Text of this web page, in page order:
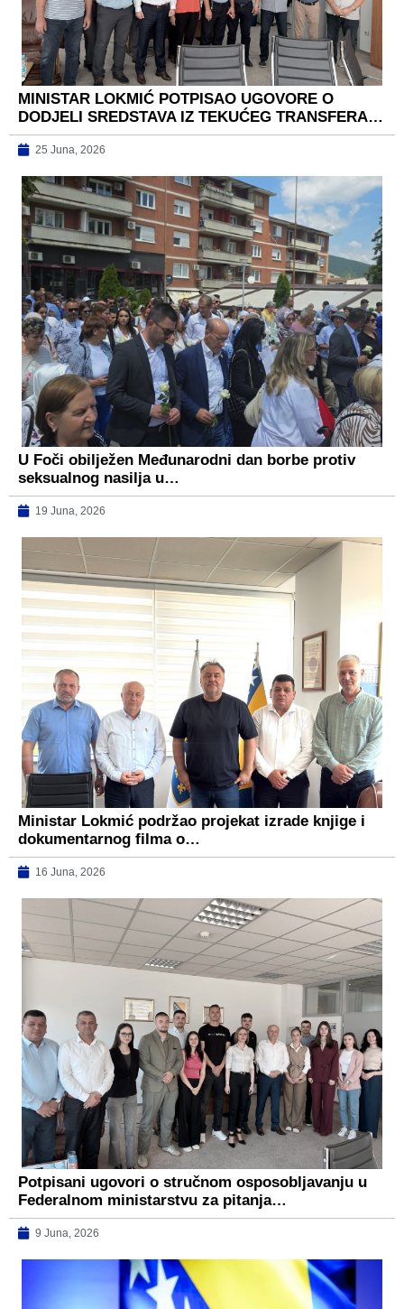
MINISTAR LOKMIĆ POTPISAO UGOVORE O
DODJELI SREDSTAVA IZ TEKUĆEG TRANSFERA…
25 Juna, 2026
U Foči obilježen Međunarodni dan borbe protiv
seksualnog nasilja u…
19 Juna, 2026
Ministar Lokmić podržao projekat izrade knjige i
dokumentarnog filma o…
16 Juna, 2026
Potpisani ugovori o stručnom osposobljavanju u
Federalnom ministarstvu za pitanja…
9 Juna, 2026